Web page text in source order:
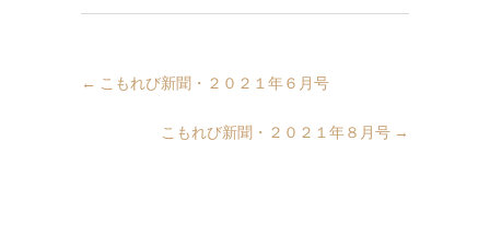
← こもれび新聞・２０２１年６月号
こもれび新聞・２０２１年８月号 →